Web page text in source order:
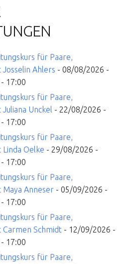
für Paare,
Ahlers - 08/08/2026 -
17:00
für Paare,
Unckel - 22/08/2026 -
17:00
für Paare,
Oelke - 29/08/2026 -
17:00
für Paare,
Maya Anneser- 05/09/2026 -
17:00
für Paare,
Schmidt- 12/09/2026 -
17:00
für Paare,